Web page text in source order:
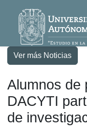
Ver más Noticias
Alumnos de
DACYTI
de